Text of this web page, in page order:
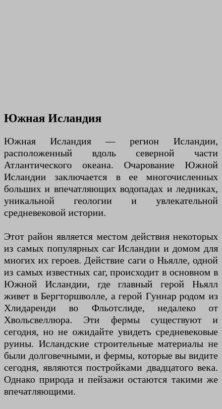
Южная Исландия
Южная Исландия — регион Исландии,
расположенный вдоль северной части
Атлантического океана. Очарование Южной
Исландии заключается в ее многочисленных
больших и впечатляющих водопадах и ледниках,
уникальной геологии и увлекательной
средневековой истории.
Этот район является местом действия некоторых
из самых популярных саг Исландии и домом для
многих их героев. Действие саги о Ньялле, одной
из самых известных саг, происходит в основном в
Южной Исландии, где главный герой Ньялл
живет в Бергторшволле, а герой Гуннар родом из
Хлидаренди во Фльотслиде, недалеко от
Хвольсвеллюра. Эти фермы существуют и
сегодня, но не ожидайте увидеть средневековые
руины. Исландские строительные материалы не
были долговечными, и фермы, которые вы видите
сегодня, являются постройками двадцатого века.
Однако природа и пейзажи остаются такими же
впечатляющими.